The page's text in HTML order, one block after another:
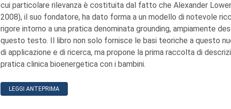
cui particolare rilevanza è costituita dal fatto che Alexander
2008), il suo fondatore, ha dato forma a un modello di notevole
rigore intorno a una pratica denominata grounding, ampiamente
questo testo. Il libro non solo fornisce le basi teoriche a questo
di applicazione e di ricerca, ma propone la prima raccolta di
pratica clinica bioenergetica con i bambini.
LEGGI ANTEPRIMA